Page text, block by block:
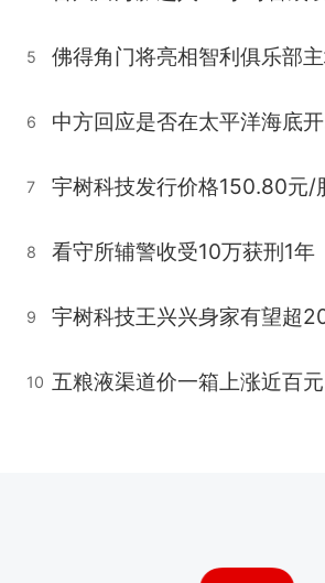
5 佛得角门将亮相智利俱乐部
6 中
7 宇树科技发行价格150.80元/
8 看守所辅警收受10万获刑1年
9
10 五粮液渠道价一箱上涨近百元